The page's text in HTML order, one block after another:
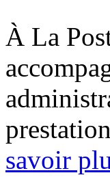
À La
savoir